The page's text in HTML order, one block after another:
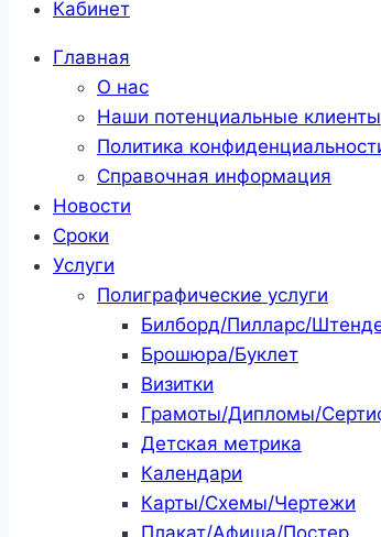
Кабинет
Главная
О нас
Наши потенциальные клиенты
Политика
Справочная информация
Новости
Сроки
Услуги
Полиграфические услуги
Билборд/Пилларс/
Брошюра/Буклет
Визитки
Грамоты/Дипломы/
Детская метрика
Календари
Карты/Схемы/Чертежи
Плакат/Афиша/Постер